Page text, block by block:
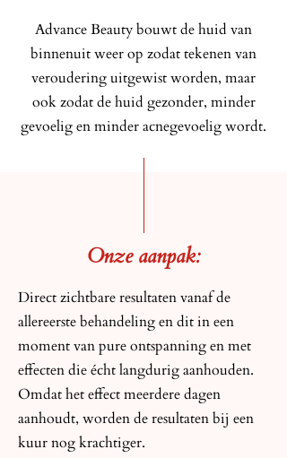
Advance Beauty bouwt de huid van
binnenuit weer op zodat tekenen van
veroudering uitgewist worden, maar
ook zodat de huid gezonder, minder
gevoelig en minder acnegevoelig wordt.
Onze aanpak:
Direct zichtbare resultaten vanaf de
allereerste behandeling en dit in een
moment van pure ontspanning en met
effecten die écht langdurig aanhouden.
Omdat het effect meerdere dagen
aanhoudt, worden de resultaten bij een
kuur nog krachtiger.